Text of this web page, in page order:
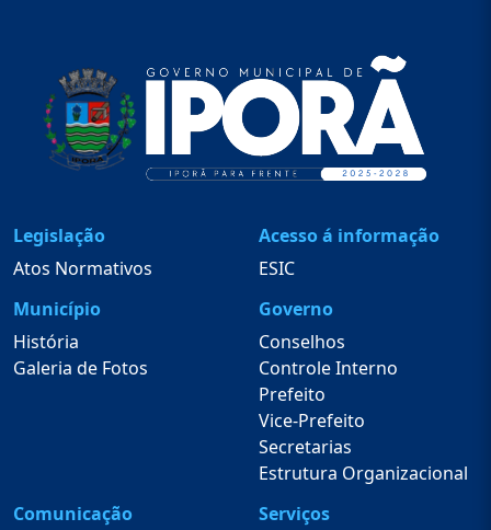
Legislação
Atos Normativos
Acesso á informação
ESIC
Município
História
Galeria de Fotos
Governo
Conselhos
Controle Interno
Prefeito
Vice-Prefeito
Secretarias
Estrutura Organizacional
Comunicação
Serviços